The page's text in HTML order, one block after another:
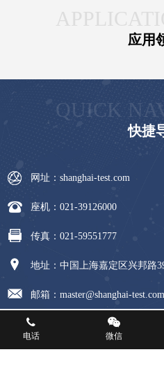
应用
QUICK
快捷
网址：shanghai-test.com
座机：021-39126000
传真：021-59551777
地址：中国上海嘉定区兴邦路
邮箱：master@shanghai-test.com
版权所有 © 上海上器集团试验设备有
电话 微信